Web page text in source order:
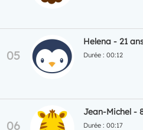
Helena - 21
00:12
Jean-Michel -
00:17